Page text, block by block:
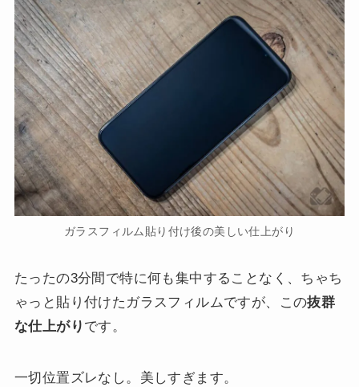
ガラスフィルム貼り付け後の美しい仕上がり
たったの3分間で特に何も集中することなく、ちゃち
ゃっと貼り付けたガラスフィルムですが、この抜群
な仕上がり です。
一切位置ズレなし。美しすぎます。